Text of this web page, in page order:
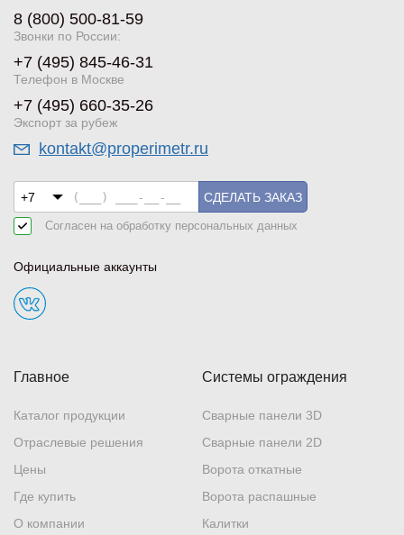
Екатеринбург, Завокзальная, 5
+7 (343) 364-42-81
Показать на карте
+7 (843) 212-33-70
Показать на карте
Краснодар
+7 (861) 218-80-15
Махачкала, проспект Расула Гамзатова, 64
+7 (8722) 70-96-04
Главное
Каталог продукции
Отраслевые решения
Цены
Где купить
О компании
Системы ограждения
Сварные панели 3D
Сварные панели 2D
Ворота откатные
Ворота распашные
Калитки
8 (800) 500-81-59
Звонки по России:
+7 (495) 845-46-31
Телефон в Москве
+7 (495) 660-35-26
Экспорт за рубеж
kontakt@properimetr.ru
СДЕЛАТЬ ЗАКАЗ
Согласен на обработку персональных данных
Официальные аккаунты